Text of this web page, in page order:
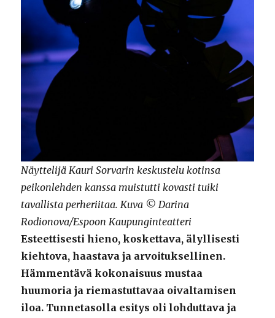
Näyttelijä Kauri Sorvarin keskustelu kotinsa
peikonlehden kanssa muistutti kovasti tuiki
tavallista perheriitaa. Kuva © Darina
Rodionova/Espoon Kaupunginteatteri
Esteettisesti hieno, koskettava, älyllisesti
kiehtova, haastava ja arvoituksellinen.
Hämmentävä kokonaisuus mustaa
huumoria ja riemastuttavaa oivaltamisen
iloa. Tunnetasolla esitys oli lohduttava ja